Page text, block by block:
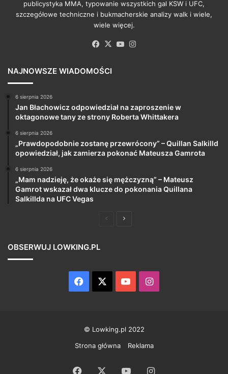
publicystyka MMA, typowanie wszystkich gal KSW i UFC,
szczegółowe techniczne i bukmacherskie analizy walk i wiele,
wiele więcej.
Facebook
X YouTube
NAJNOWSZE WIADOMOŚCI
6 sierpnia 2026
Jan Błachowicz odpowiedział na zaproszenie w
oktagonowe tany ze strony Roberta Whittakera
6 sierpnia 2026
„Prawdopodobnie zostanę przewrócony” – Quillan Salkilld
opowiedział, jak zamierza pokonać Mateusza Gamrota
6 sierpnia 2026
„Mam nadzieję, że okaże się mężczyzną” – Mateusz
Gamrot wskazał dwa klucze do pokonania Quillana
Salkillda na UFC Vegas
PoprzedniaNastępna
OBSERWUJ LOWKING.PL
Facebook YouTubeInstagram
© Lowking.pl 2022
Strona główna
Reklama
Facebook YouTubeInstagram